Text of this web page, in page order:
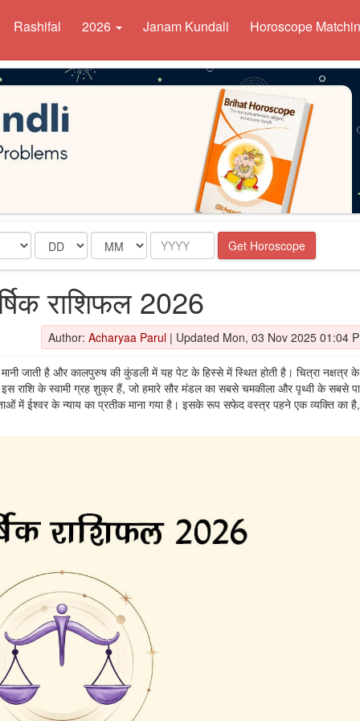
Rashifal 2026 Janam Kundali Horoscope
Date Month Year Get Horoscope
राशिफल 2026
Author: Acharyaa Parul | Updated Mon, 03 Nov 2025 01:04
मानी जाती है और कालपुरुष की कुंडली में यह पेट के हिस्से में स्थित होती है। चित्रा नक्षत्र
राशि के स्वामी ग्रह शुक्र हैं, जो हमारे सौर मंडल का सबसे चमकीला और पृथ्वी के सबसे
में ईश्वर के न्याय का प्रतीक माना गया है। इसके रूप सफेद वस्त्र पहने एक व्यक्ति का